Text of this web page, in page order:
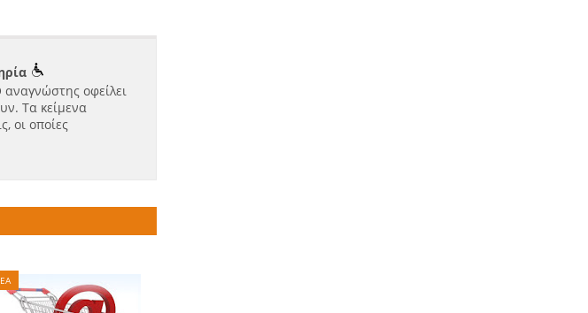
οφείλει
Τα κείμενα
οι οποίες